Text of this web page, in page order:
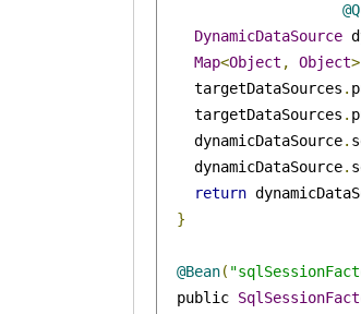
DynamicDataSource
Map<Object , Object>
    targetDataSources
.
    targetDataSources
.
    dynamicDataSource
.
    dynamicDataSource
.
return
}
@Bean(
  public